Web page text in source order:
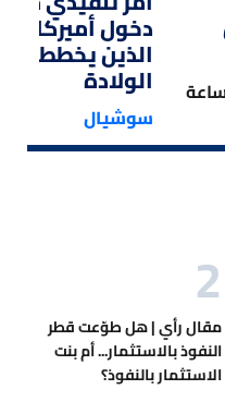
دخول أميركا
الذين يخططون
الولادة
سوشيال
مقال رأي | هل طوّعت قطر
النفوذ بالاستثمار... أم بنت
الاستثمار بالنفوذ؟